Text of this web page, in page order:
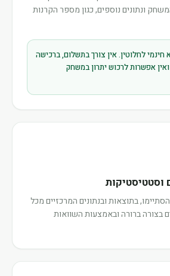
ונתונים נוספים, כגון מספר הקרנות
לחלוטין. אין צורך בתשלום, ברכישה
אפשרות לרכוש יתרון במשחק
בתוצאות ובנתונים המרכזיים מכל
בצורה ברורה ובאמצעות השוואות